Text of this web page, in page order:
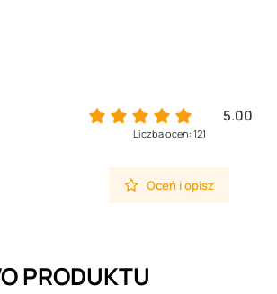
5.00
Liczba ocen: 121
Oceń i opisz
PRODUKTU